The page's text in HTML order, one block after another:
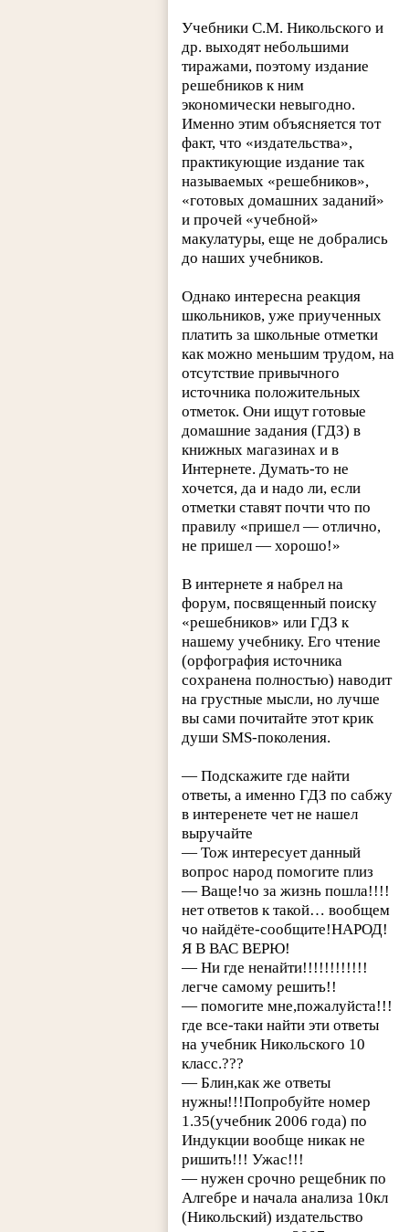
Учебники С.М. Никольского и
др. выходят небольшими
тиражами, поэтому издание
решебников к ним
экономически невыгодно.
Именно этим объясняется тот
факт, что «издательства»,
практикующие издание так
называемых «решебников»,
«готовых домашних заданий»
и прочей «учебной»
макулатуры, еще не добрались
до наших учебников.
Однако интересна реакция
школьников, уже приученных
платить за школьные отметки
как можно меньшим трудом, на
отсутствие привычного
источника положительных
отметок. Они ищут готовые
домашние задания (ГДЗ) в
книжных магазинах и в
Интернете. Думать-то не
хочется, да и надо ли, если
отметки ставят почти что по
правилу «пришел — отлично,
не пришел — хорошо!»
В интернете я набрел на
форум, посвященный поиску
«решебников» или ГДЗ к
нашему учебнику. Его чтение
(орфография источника
сохранена полностью) наводит
на грустные мысли, но лучше
вы сами почитайте этот крик
души SMS-поколения.
— Подскажите где найти
ответы, а именно ГДЗ по сабжу
в интеренете чет не нашел
выручайте
— Тож интересует данный
вопрос народ помогите плиз
— Ваще!чо за жизнь пошла!!!!
нет ответов к такой… вообщем
чо найдёте-сообщите!НАРОД!
Я В ВАС ВЕРЮ!
— Ни где ненайти!!!!!!!!!!!!
легче самому решить!!
— помогите мне,пожалуйста!!!
где все-таки найти эти ответы
на учебник Никольского 10
класс.???
— Блин,как же ответы
нужны!!!Попробуйте номер
1.35(учебник 2006 года) по
Индукции вообще никак не
ришить!!! Ужас!!!
— нужен срочно рещебник по
Алгебре и начала анализа 10кл
(Никольский) издательство